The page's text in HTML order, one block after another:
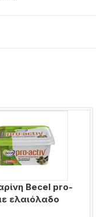
Becel pro-
ελαιόλαδο